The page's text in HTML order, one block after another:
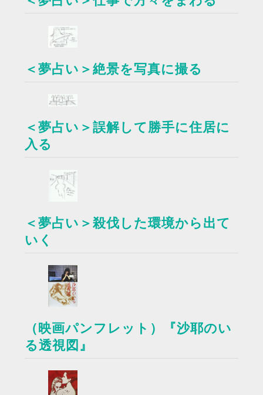
＜夢占い＞絶景を写真に撮る
＜夢占い＞誤解して勝手に住居に
入る
＜夢占い＞殺伐した環境から出て
いく
（映画パンフレット）『沙耶のい
る透視図』